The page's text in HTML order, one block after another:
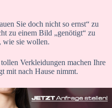
Sie doch nicht so ernst“ zu
zu einem Bild „genötigt“ zu
wie sie wollen.
Verkleidungen machen Ihre
mit nach Hause nimmt.